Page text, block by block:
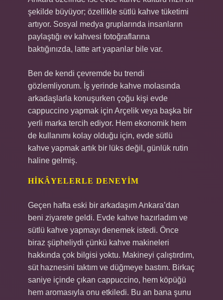
şekilde büyüyor; özellikle sütlü kahve tüketimi
artıyor. Sosyal medya gruplarında insanların
paylaştığı ev kahvesi fotoğraflarına
baktığınızda, latte art yapanlar bile var.
Ben de kendi çevremde bu trendi
gözlemliyorum. İş yerinde kahve molasında
arkadaşlarla konuşurken çoğu kişi evde
cappuccino yapmak için Arçelik veya başka bir
yerli marka tercih ediyor. Hem ekonomik hem
de kullanımı kolay olduğu için, evde sütlü
kahve yapmak artık bir lüks değil, günlük rutin
haline gelmiş.
HIKÂYELERLE DENEYIM
Geçen hafta eski bir arkadaşım Ankara’dan
beni ziyarete geldi. Evde kahve hazırladım ve
sütlü kahve yapmayı denemek istedi. Önce
biraz şüpheliydi çünkü kahve makineleri
hakkında çok bilgisi yoktu. Makineyi çalıştırdım,
süt haznesini taktım ve düğmeye bastım. Birkaç
saniye içinde çıkan cappuccino, hem köpüğü
hem aromasıyla onu etkiledi. Bu an bana şunu